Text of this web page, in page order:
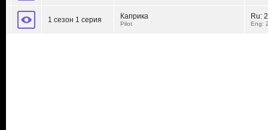
1 сезон 1 серия Каприка
Pilot
Ru:
Eng: